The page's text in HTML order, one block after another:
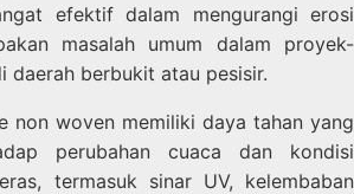
efektif dalam mengurangi erosi
masalah umum dalam proyek-
daerah berbukit atau pesisir.
non woven memiliki daya tahan yang
perubahan cuaca dan kondisi
termasuk sinar UV, kelembaban